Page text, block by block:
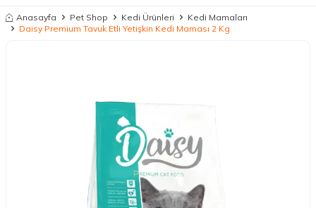
Anasayfa Pet Shop Kedi Ürünleri
Kedi Mamaları
Daisy Premium Tavuk Etli Yetişkin Kedi Maması 2 Kg